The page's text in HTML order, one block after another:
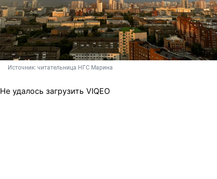
Источник: читательница НГС Марина
Не удалось загрузить VIQEO